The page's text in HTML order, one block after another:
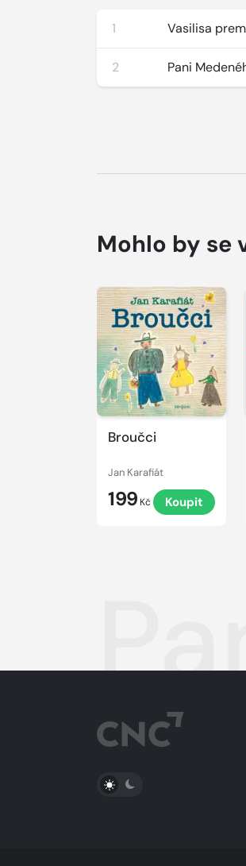
1 Vasilisa
2 Pani
Mohlo by se
Broučci
Jan Karafiát
199 Kč Koupit
Přehrát
ukázku
PŘEPNOUT SVĚTLÝ/TMAVÝ REŽIM